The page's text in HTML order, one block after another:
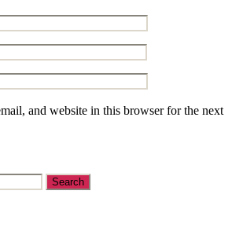
and website in this browser for the next